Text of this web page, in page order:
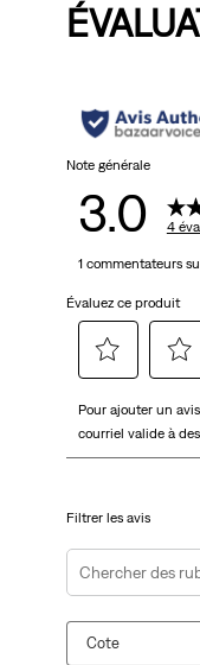
Note générale
3.0 4
1 commentateurs
Évaluez ce produit
pour
évaluer
1
étoile.
Cette
action
ouvrira
le
pour
2
Cette
action
Pour ajouter un
courriel valide à
Filtrer les avis
Zone de
Cote